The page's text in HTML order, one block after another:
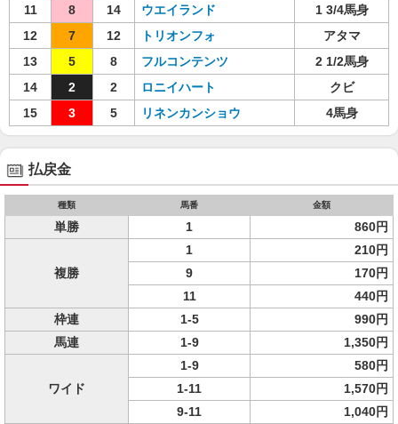
11
8 14 ウエイランド
1 3/4馬身
12
7 12 トリオンフォ
アタマ
13
5 8 フルコンテンツ
2 1/2馬身
14
2 2 ロニイハート
クビ
15
3 5 リネンカンショウ 4馬身
払戻金
種類 馬番 金額
単勝 1 860円
複勝
1
210円
9
170円
11
440円
枠連
1-5
990円
馬連
1-9 1,350円
ワイド
1-9
580円
1-11
1,570円
9-11
1,040円